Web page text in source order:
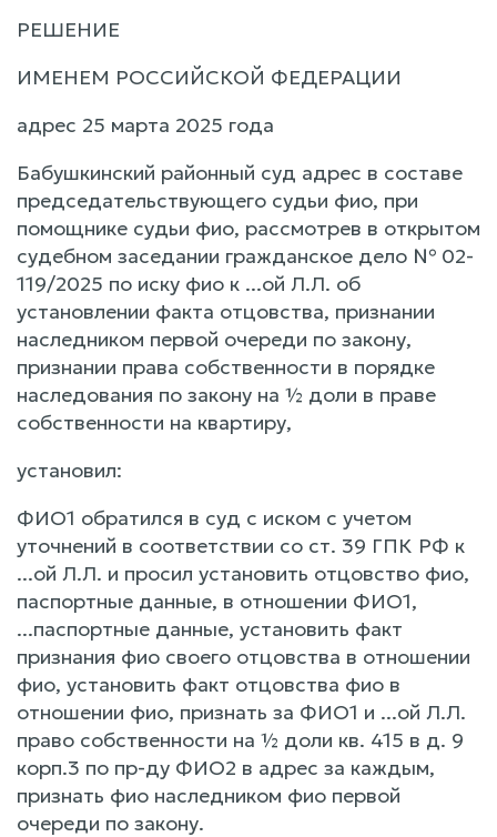
РЕШЕНИЕ
ИМЕНЕМ РОССИЙСКОЙ ФЕДЕРАЦИИ
адрес 25 марта 2025 года
Бабушкинский районный суд адрес в составе
председательствующего судьи фио, при
помощнике судьи фио, рассмотрев в открытом
судебном заседании гражданское дело № 02-
119/2025 по иску фио к ...ой Л.Л. об
установлении факта отцовства, признании
наследником первой очереди по закону,
признании права собственности в порядке
наследования по закону на ½ доли в праве
собственности на квартиру,
установил:
ФИО1 обратился в суд с иском с учетом
уточнений в соответствии со ст. 39 ГПК РФ к
...ой Л.Л. и просил установить отцовство фио,
паспортные данные, в отношении ФИО1,
...паспортные данные, установить факт
признания фио своего отцовства в отношении
фио, установить факт отцовства фио в
отношении фио, признать за ФИО1 и ...ой Л.Л.
право собственности на ½ доли кв. 415 в д. 9
корп.3 по пр-ду ФИО2 в адрес за каждым,
признать фио наследником фио первой
очереди по закону.